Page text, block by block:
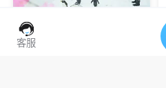
廣州熱雪奇跡2026暑期
客服